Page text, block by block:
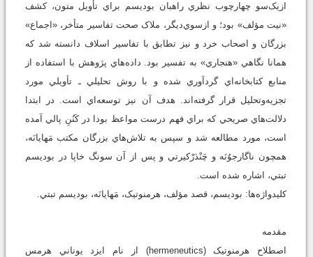
ازيک‌سو چهارچوب نظري راهبان بوديسم براي تأويل متون، کشف
«نيت مؤلف» بود؛ و ازسوي‌ديگر، ملاک صحت تفاسير متأخر، «اجماع»
بزرگان و اصحاب خرد و نيز تطابق با تفاسير اسلاف دانسته شد که
همانا نگاهي «هنجاري» به تفسير بود. داده‌هاي پژوهش با استفاده از
منابع کتابخانه‌اي گردآوري شده و با روش تحليلي ـ تأويلي مورد
تجزيه‌وتحليل قرار گرفته‌اند. هدف آن نيز توسعه‌اي است. در ابتدا
دلالت‌هاي صريحي که براي فهم درست مواعظ بودا در کَنُنِ پالي آمده
است، مورد مطالعه شد و سپس به تلاش‌هاي بزرگان مکتب مَهايانَه،
همچون ناگارجوُنَه و چَنْدَرْکيرتي و پس از آن سونگ خاپا در بوديسم
تبتي، اشاره شده است.
کليدواژه‌ها: بوديسم، قصد مؤلف، هرمنوتيک، مَهايانَه، بوديسم تبتي.
مقدمه
اصطلاح هرمنوتيک (hermeneutics) از نام ايزد يوناني هرمس